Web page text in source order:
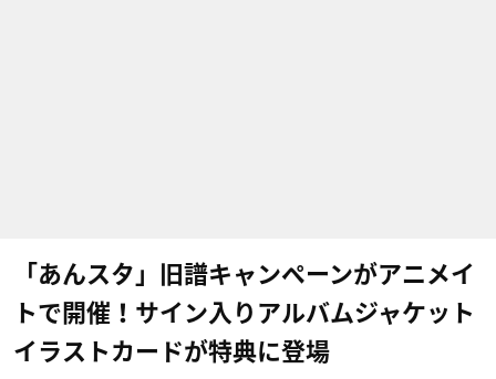
「あんスタ」旧譜キャンペーンがアニメイ
トで開催！サイン入りアルバムジャケット
イラストカードが特典に登場